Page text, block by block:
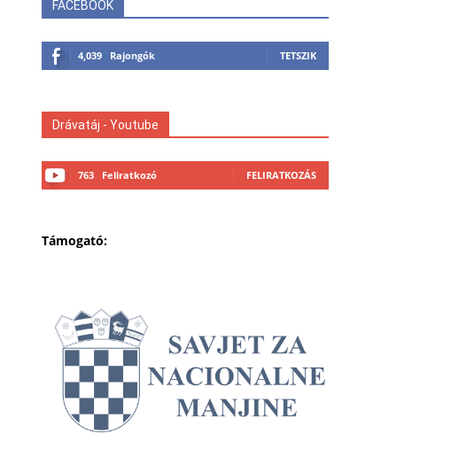
FACEBOOK
4,039 Rajongók TETSZIK
Drávatáj - Youtube
763 Feliratkozó FELIRATKOZÁS
Támogató: